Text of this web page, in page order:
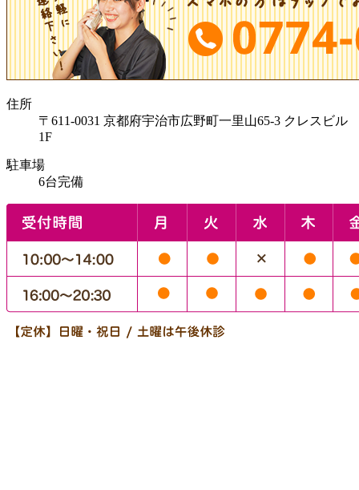
住所
〒611-0031 京都府宇治市広野町一里山65-3 クレスビル
1F
駐車場
6台完備